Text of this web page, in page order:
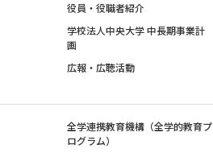
役員・役職者紹介
学校法人中央大学 中長期事業計
画
広報・広聴活動
全学連携教育機構（全学的教育プ
ログラム）